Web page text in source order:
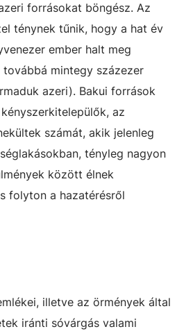
forrásokat böngész. Az
ténynek tűnik, hogy a hat év
ember halt meg
mintegy százezer
azeri). Bakui források
az
számát, akik jelenleg
tényleg nagyon
között élnek
folyton a hazatérésről
illetve az örmények által
iránti sóvárgás valami